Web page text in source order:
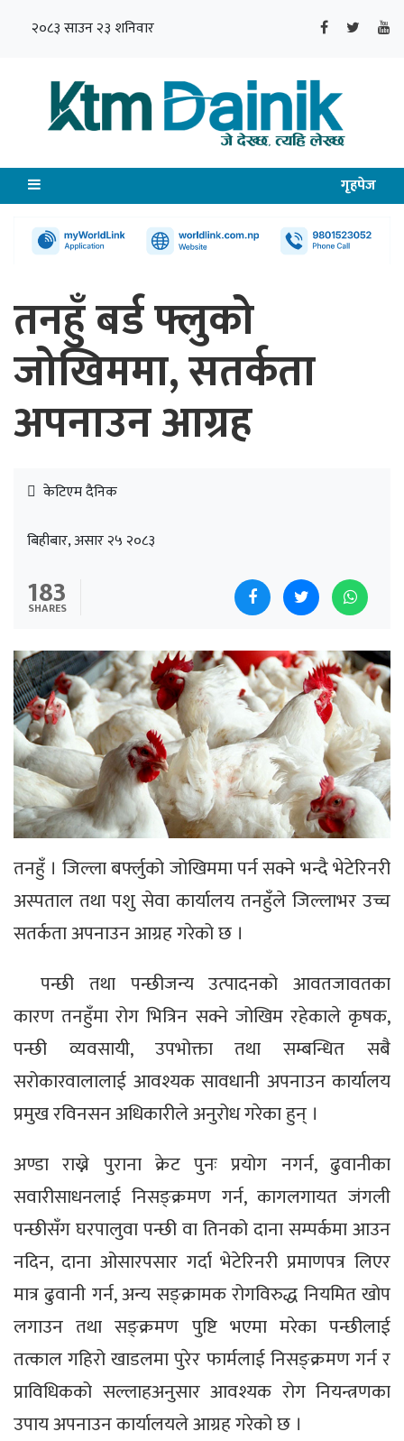
२०८३ साउन २३ शनिवार
गृहपेज
तनहुँ बर्ड फ्लुको
जोखिममा, सतर्कता
अपनाउन आग्रह
केटिएम दैनिक
बिहीबार, असार २५ २०८३
183
SHARES
तनहुँ । जिल्ला बर्फ्लुको जोखिममा पर्न सक्ने भन्दै भेटेरिनरी
अस्पताल तथा पशु सेवा कार्यालय तनहुँले जिल्लाभर उच्च
सतर्कता अपनाउन आग्रह गरेको छ ।
पन्छी तथा पन्छीजन्य उत्पादनको आवतजावतका
कारण तनहुँमा रोग भित्रिन सक्ने जोखिम रहेकाले कृषक,
पन्छी व्यवसायी, उपभोक्ता तथा सम्बन्धित सबै
सरोकारवालालाई आवश्यक सावधानी अपनाउन कार्यालय
प्रमुख रविनसन अधिकारीले अनुरोध गरेका हुन् ।
अण्डा राख्ने पुराना क्रेट पुनः प्रयोग नगर्न, ढुवानीका
सवारीसाधनलाई निसङ्क्रमण गर्न, कागलगायत जंगली
पन्छीसँग घरपालुवा पन्छी वा तिनको दाना सम्पर्कमा आउन
नदिन, दाना ओसारपसार गर्दा भेटेरिनरी प्रमाणपत्र लिएर
मात्र ढुवानी गर्न, अन्य सङ्क्रामक रोगविरुद्ध नियमित खोप
लगाउन तथा सङ्क्रमण पुष्टि भएमा मरेका पन्छीलाई
तत्काल गहिरो खाडलमा पुरेर फार्मलाई निसङ्क्रमण गर्न र
प्राविधिकको सल्लाहअनुसार आवश्यक रोग नियन्त्रणका
उपाय अपनाउन कार्यालयले आग्रह गरेको छ ।